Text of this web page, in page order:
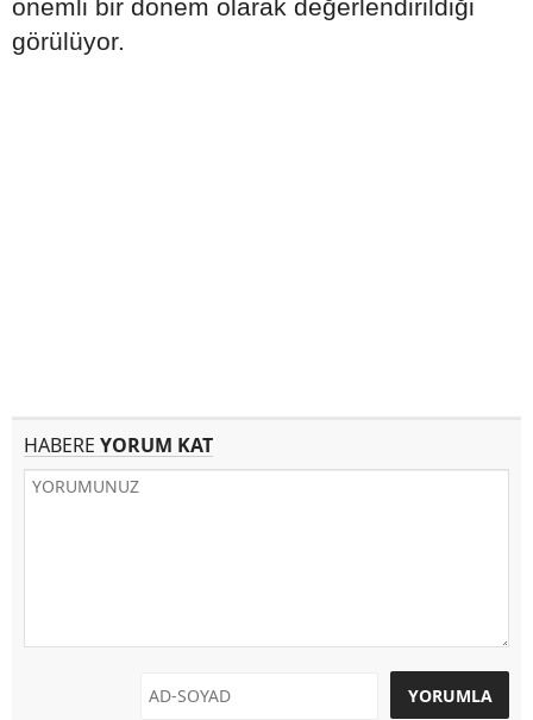
önemli bir dönem olarak değerlendirildiği
görülüyor.
HABERE YORUM KAT